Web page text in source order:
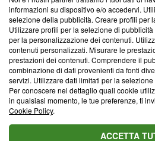
Corporate
Redazione
Informativa Privacy
Cookie Policy
Blasting SA, IDI CHE-247.845.224,
Lugano (Svizzera) Tel:+39
© 2026 Blasting News
informazioni su dispositivo e/o accedervi.
selezione della pubblicità. Creare profili per
Utilizzare profili per la selezione di
per la personalizzazione dei contenuti.
contenuti personalizzati. Misurare le
prestazioni dei contenuti. Comprendere il
combinazione di dati provenienti da fonti
servizi. Utilizzare dati limitati per la
Per conoscere nel dettaglio quali cookie
in qualsiasi momento, le tue preferenze, ti
Cookie Policy.
ACCETTA